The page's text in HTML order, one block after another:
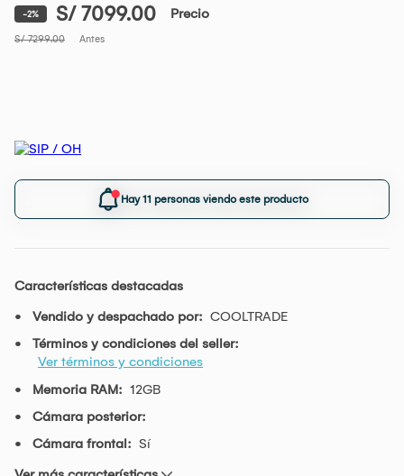
-2% S/ 7099.00 Precio
S/ 7299.00 Antes
Hay 11 personas viendo este producto
Características destacadas
Vendido y despachado por: COOLTRADE
Términos y condiciones del seller:
Ver términos y condiciones
Memoria RAM: 12GB
Cámara posterior:
Cámara frontal: Sí